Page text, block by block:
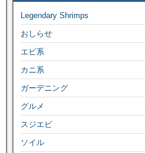
Legendary Shrimps
おしらせ
エビ系
カニ系
ガーデニング
グルメ
スジエビ
ソイル